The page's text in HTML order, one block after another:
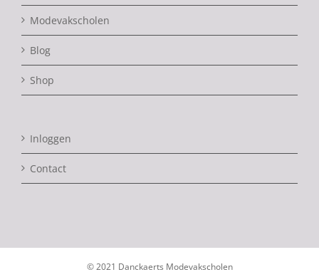
Modevakscholen
Blog
Shop
Inloggen
Contact
© 2021 Danckaerts Modevakscholen